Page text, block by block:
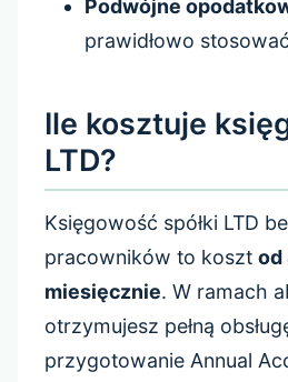
Podwójne
prawidłowo
Ile kosztuje
LTD?
Księgowość spółki LTD
pracowników to koszt od
miesięcznie. W ramach
otrzymujesz pełną
przygotowanie Annual